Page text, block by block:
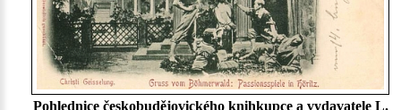
Pohlednice českobudějovického knihkupce a vydavatele L.